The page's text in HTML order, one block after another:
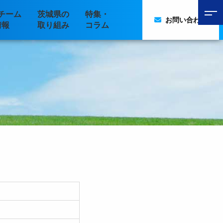
ーム
茨城県の
取り組み
特集・
コラム
お問い合わせ